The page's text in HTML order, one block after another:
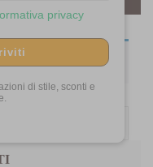
privacy
di stile, sconti e
your selection.